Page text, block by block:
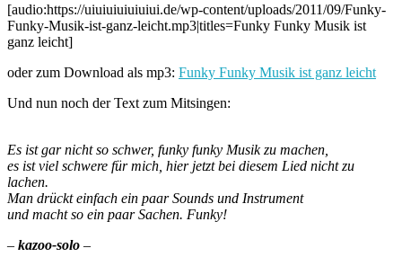
[audio:https://uiuiuiuiuiuiui.de/wp-content/uploads/2011/09/Funky-
Funky-Musik-ist-ganz-leicht.mp3|titles=Funky Funky Musik ist
ganz leicht]
oder zum Download als mp3: Funky Funky Musik ist ganz leicht
Und nun noch der Text zum Mitsingen:
Es ist gar nicht so schwer, funky funky Musik zu machen,
es ist viel schwere für mich, hier jetzt bei diesem Lied nicht zu
lachen.
Man drückt einfach ein paar Sounds und Instrument
und macht so ein paar Sachen. Funky!
– kazoo-solo –